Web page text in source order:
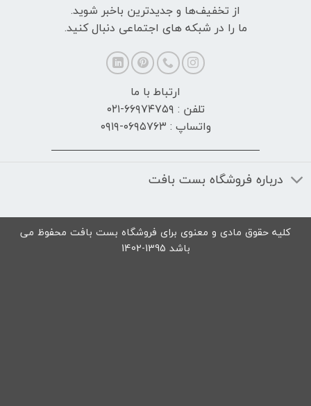
از تخفیف‌ها و جدیدترین‌ باخبر شوید.
ما را در شبکه های اجتماعی دنبال کنید.
ارتباط با ما
تلفن : ۶۶۹۷۴۷۵۹-۰۲۱
واتساپ : ۰۶۹۵۷۶۳-۰۹۱۹
درباره فروشگاه بست بافت
کلیه حقوق مادی و معنوی برای فروشگاه بست بافت محفوظ می
باشد 1395-1402